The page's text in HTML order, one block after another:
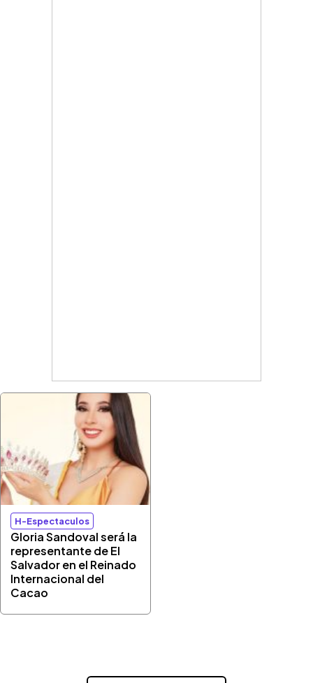
H-Espectaculos
Gloria Sandoval será la
representante de El
Salvador en el Reinado
Internacional del
Cacao